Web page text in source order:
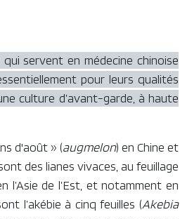
qui servent en médecine chinoise
pour leurs qualités
culture d’avant-garde, à haute
d'août » (augmelon) en Chine et
des lianes vivaces, au feuillage
de l’Est, et notamment en
l’akébie à cinq feuilles (Akebia